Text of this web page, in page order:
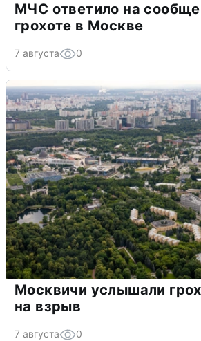
МЧС ответило на
грохоте в Москве
7 августа 0
Москвичи услышали
на взрыв
7 августа 0